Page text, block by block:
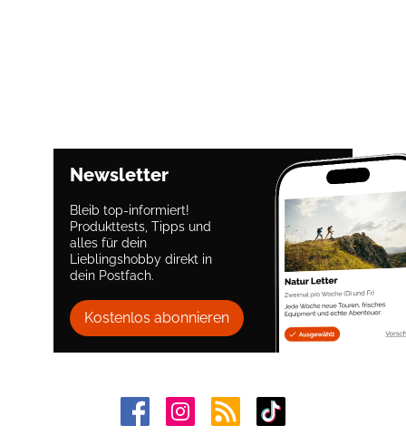
Newsletter
Bleib top-informiert!
Produkttests, Tipps und
alles für dein
Lieblingshobby direkt in
dein Postfach.
Kostenlos abonnieren